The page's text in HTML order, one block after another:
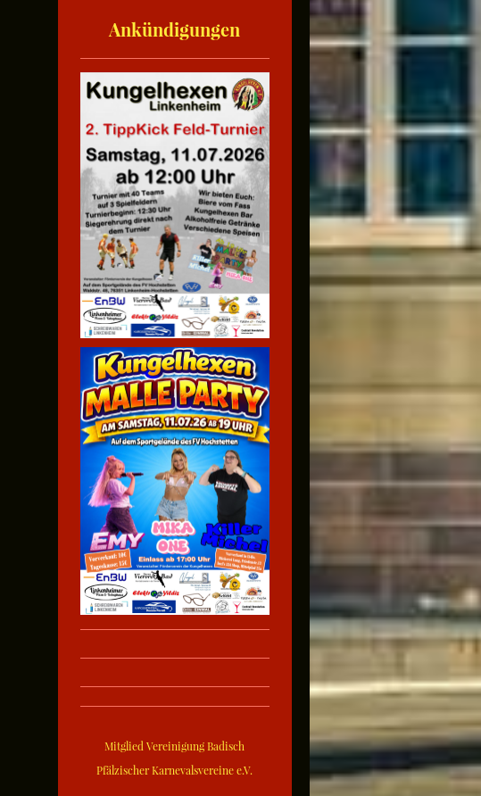
Ankündigungen
Mitglied Vereinigung Badisch
Pfälzischer Karnevalsvereine e.V.